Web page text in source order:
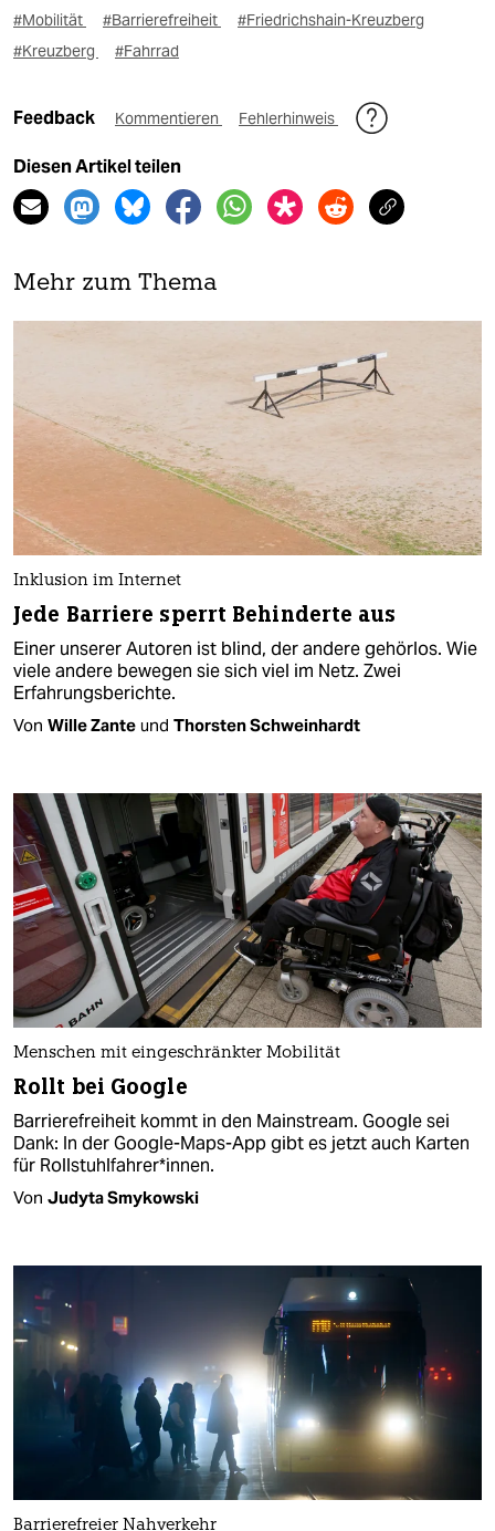
#Mobilität #Barrierefreiheit
#Friedrichshain-Kreuzberg
#Kreuzberg
#Fahrrad
Feedback Kommentieren Fehlerhinweis
Diesen Artikel teilen
Mehr zum Thema
Inklusion im Internet
Jede Barriere sperrt Behinderte aus
Einer unserer Autoren ist blind, der andere gehörlos. Wie
viele andere bewegen sie sich viel im Netz. Zwei
Erfahrungsberichte.
Von Wille Zante und Thorsten Schweinhardt
Menschen mit eingeschränkter Mobilität
Rollt bei Google
Barrierefreiheit kommt in den Mainstream. Google sei
Dank: In der Google-Maps-App gibt es jetzt auch Karten
für Rollstuhlfahrer*innen.
Von Judyta Smykowski
Barrierefreier Nahverkehr